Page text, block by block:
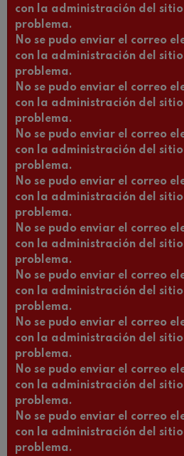
con la administración del sitio
problema.
No se pudo enviar el correo
con la administración del sitio
problema.
No se pudo enviar el correo
con la administración del sitio
problema.
No se pudo enviar el correo
con la administración del sitio
problema.
No se pudo enviar el correo
con la administración del sitio
problema.
No se pudo enviar el correo
con la administración del sitio
problema.
No se pudo enviar el correo
con la administración del sitio
problema.
No se pudo enviar el correo
con la administración del sitio
problema.
No se pudo enviar el correo
con la administración del sitio
problema.
No se pudo enviar el correo
con la administración del sitio
problema.